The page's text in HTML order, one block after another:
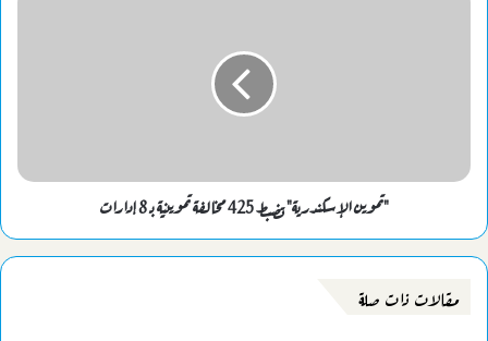
"تموين الإسكندرية" تضبط 425 مخالفة تموينية بـ 8 إدارات
مقالات ذات صلة